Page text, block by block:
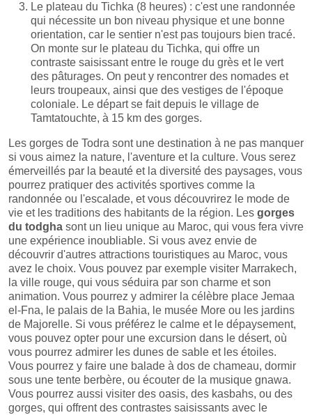
Le plateau du Tichka (8 heures) : c'est une randonnée
qui nécessite un bon niveau physique et une bonne
orientation, car le sentier n'est pas toujours bien tracé.
On monte sur le plateau du Tichka, qui offre un
contraste saisissant entre le rouge du grès et le vert
des pâturages. On peut y rencontrer des nomades et
leurs troupeaux, ainsi que des vestiges de l'époque
coloniale. Le départ se fait depuis le village de
Tamtatouchte, à 15 km des gorges.
Les gorges de Todra sont une destination à ne pas manquer
si vous aimez la nature, l'aventure et la culture. Vous serez
émerveillés par la beauté et la diversité des paysages, vous
pourrez pratiquer des activités sportives comme la
randonnée ou l'escalade, et vous découvrirez le mode de
vie et les traditions des habitants de la région. Les gorges
du todgha sont un lieu unique au Maroc, qui vous fera vivre
une expérience inoubliable. Si vous avez envie de
découvrir d'autres attractions touristiques au Maroc, vous
avez le choix. Vous pouvez par exemple visiter Marrakech,
la ville rouge, qui vous séduira par son charme et son
animation. Vous pourrez y admirer la célèbre place Jemaa
el-Fna, le palais de la Bahia, le musée More ou les jardins
de Majorelle. Si vous préférez le calme et le dépaysement,
vous pouvez opter pour une excursion dans le désert, où
vous pourrez admirer les dunes de sable et les étoiles.
Vous pourrez y faire une balade à dos de chameau, dormir
sous une tente berbère, ou écouter de la musique gnawa.
Vous pourrez aussi visiter des oasis, des kasbahs, ou des
gorges, qui offrent des contrastes saisissants avec le